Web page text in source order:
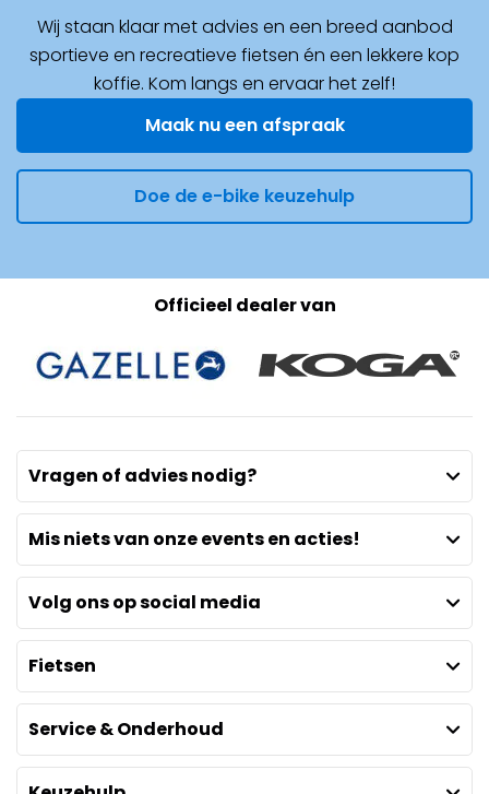
Wij staan klaar met advies en een breed aanbod
sportieve en recreatieve fietsen én een lekkere kop
koffie. Kom langs en ervaar het zelf!
Maak nu een afspraak
Doe de e-bike keuzehulp
Officieel dealer van
Vragen of advies nodig?
Mis niets van onze events en acties!
Volg ons op social media
Fietsen
Service & Onderhoud